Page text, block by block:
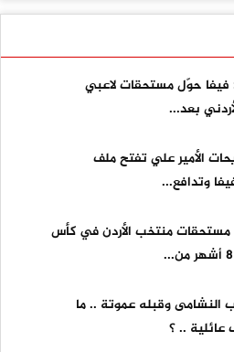
فيفا حوّل مستحقات لاعبي
بعد...
الأمير علي تفتح ملف
وتدافع...
مستحقات منتخب الأردن في كأس
النشامى وقبله عموتة .. ما
.. ؟